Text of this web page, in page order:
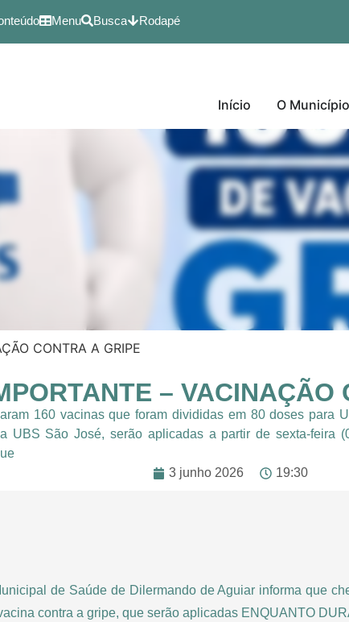
Menu Busca Rodapé
Início O Município
CONTRA A GRIPE
– VACINAÇÃO
160 vacinas que foram divididas em 80 doses para
UBS São José, serão aplicadas a partir de sexta-feira
3 junho 2026
19:30
de Saúde de Dilermando de Aguiar informa que
contra a gripe, que serão aplicadas ENQUANTO